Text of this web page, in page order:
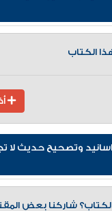
الكتاب
شاركنا بعض